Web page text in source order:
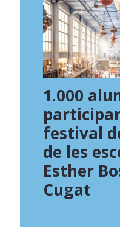
1.000
festival
de les
Esther
Cugat